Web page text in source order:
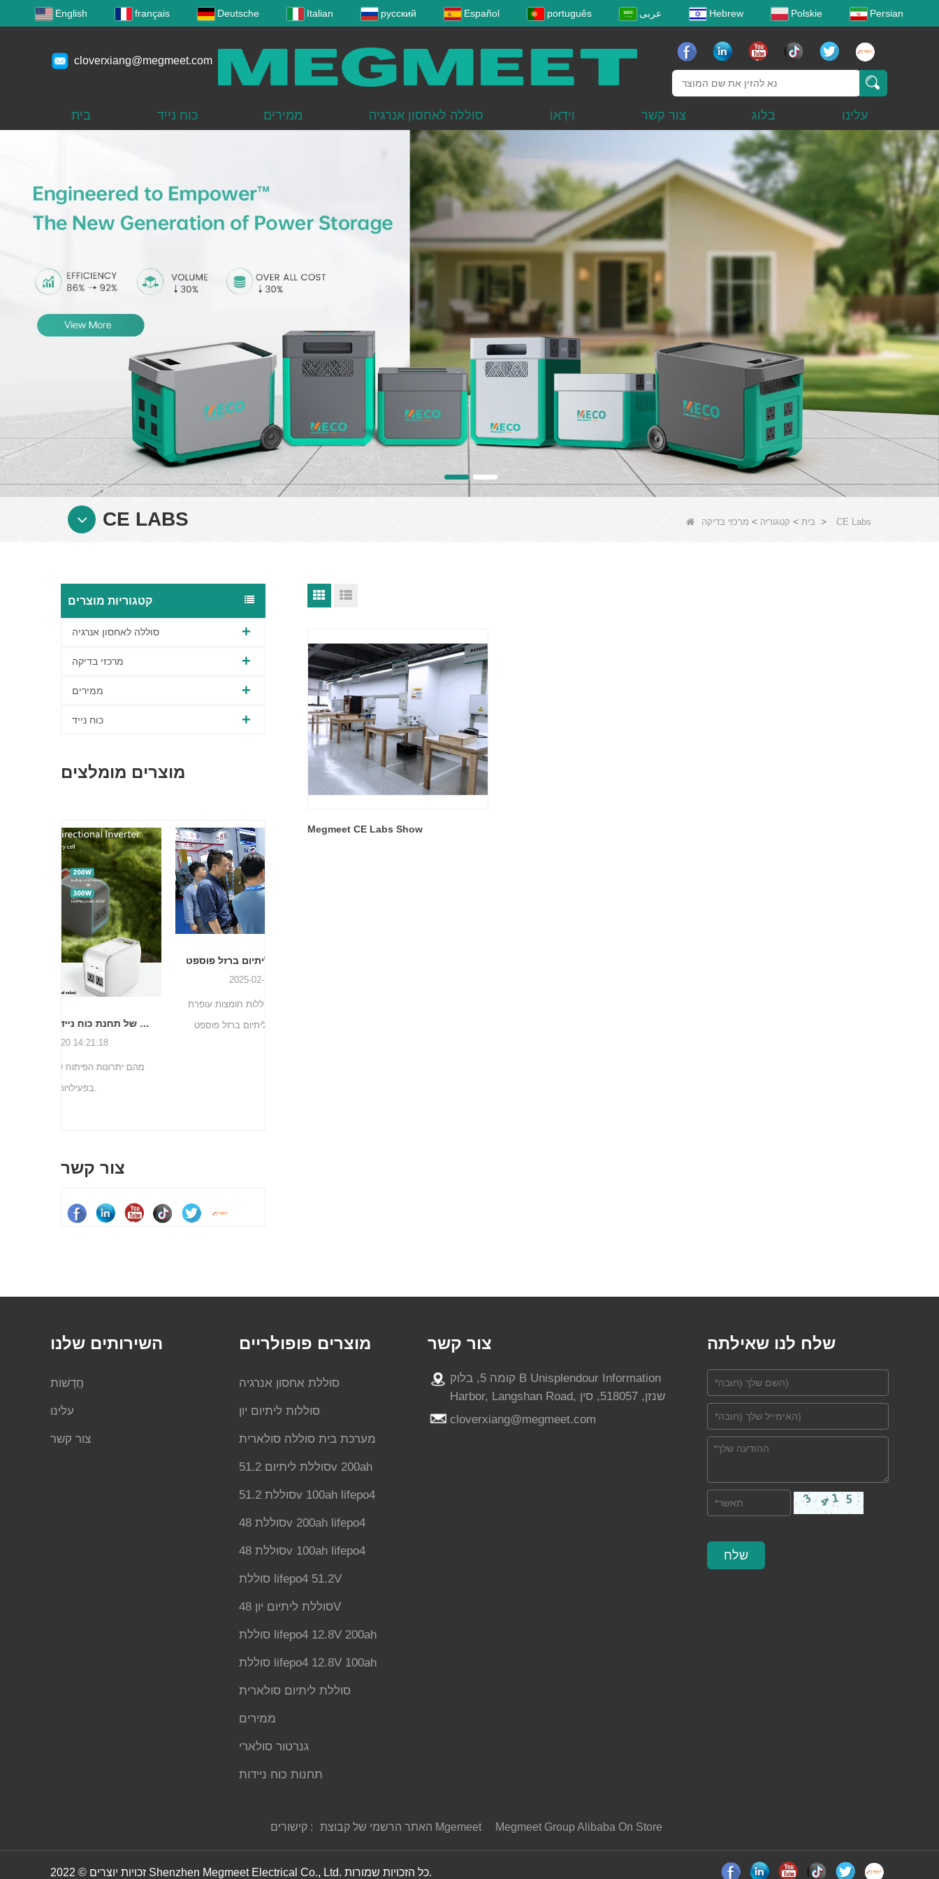
English français Deutsche Italian русский Español português عربى Hebrew Polskie Persian
cloverxiang@megmeet.com
בית כוח נייד ממירים סוללה לאחסון אנרגיה וִידֵאוֹ צור קשר בלוג עלינו
CE LABS בית > קטגוריה > מרכזי בדיקה > CE Labs
קטגוריות מוצרים
סוללה לאחסון אנרגיה
מרכזי בדיקה
ממירים
כוח נייד
מוצרים מומלצים
יתרונות וחסרונות של סוללות חומצות עופרת וסוללות והבדלים של ליתיום ברזל פוספט
יתרונות וחסרונות של סוללות חומצות עופרת
וסוללות והבדלים של ליתיום ברזל פוספט
צור קשר
Megmeet CE Labs Show
השירותים שלנו
חֲדָשׁוֹת
עלינו
צור קשר
מוצרים פופולריים
סוללת אחסון אנרגיה
סוללות ליתיום יון
מערכת בית סוללה סולארית
סוללת ליתיום 51.2v 200ah
סוללת 51.2v 100ah lifepo4
סוללת 48v 200ah lifepo4
סוללת 48v 100ah lifepo4
סוללת lifepo4 51.2V
סוללת ליתיום יון 48V
סוללת lifepo4 12.8V 200ah
סוללת lifepo4 12.8V 100ah
סוללת ליתיום סולארית
ממירים
גנרטור סולארי
תחנות כוח ניידות
צור קשר
קומה 5, בלוק B Unisplendour Information
Harbor, Langshan Road, שנזן, 518057, סין
cloverxiang@megmeet.com
שלח לנו שאילתה
שלח
קישורים : האתר הרשמי של קבוצת Mgemeet Megmeet Group Alibaba On Store
זכויות יוצרים © 2022 Shenzhen Megmeet Electrical Co., Ltd. כל הזכויות שמורות.